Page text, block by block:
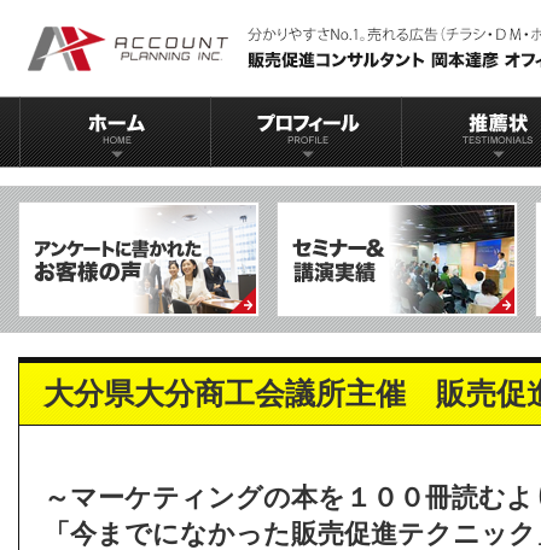
大分県大分商工会議所主催 販売促
～マーケティングの本を１００冊読む
「今までになかった販売促進テクニッ